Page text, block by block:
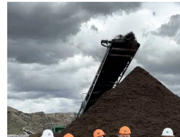
Primary Image